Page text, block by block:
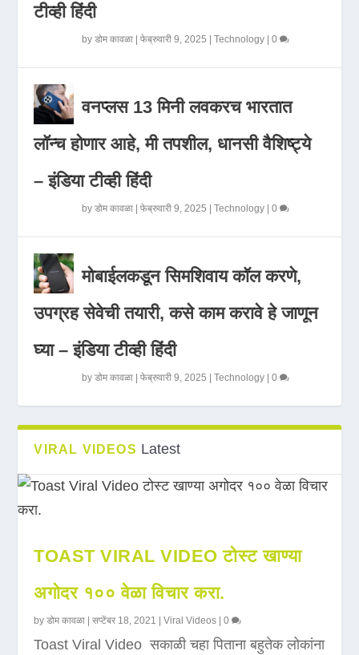
टीव्ही हिंदी
byडोम कावळा |फेब्रुवारी 9, 2025 |Technology |0
वनप्लस 13 मिनी लवकरच भारतात
लॉन्च होणार आहे, मी तपशील, धानसी वैशिष्ट्ये
– इंडिया टीव्ही हिंदी
byडोम कावळा |फेब्रुवारी 9, 2025 |Technology |0
मोबाईलकडून सिमशिवाय कॉल करणे,
उपग्रह सेवेची तयारी, कसे काम करावे हे जाणून
घ्या – इंडिया टीव्ही हिंदी
byडोम कावळा |फेब्रुवारी 9, 2025 |Technology |0
VIRAL VIDEOS Latest
TOAST VIRAL VIDEO टोस्ट खाण्या
अगोदर १०० वेळा विचार करा.
byडोम कावळा |सप्टेंबर 18, 2021 |Viral Videos |0
Toast Viral Video सकाळी चहा पिताना बहुतेक लोकांना